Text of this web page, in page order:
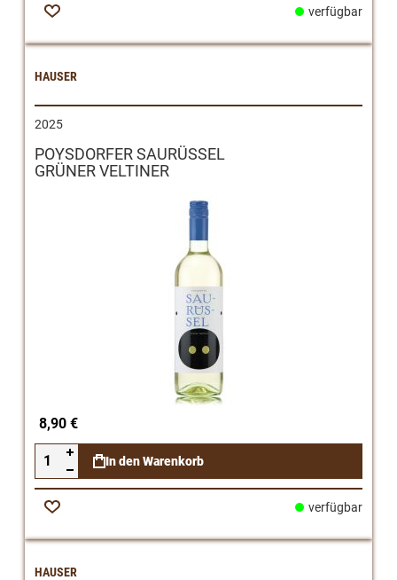
Zur
verfügbar
HAUSER
2025
POYSDORFER SAURÜSSEL
GRÜNER VELTINER
8,90 €
In den Warenkorb
Zur
verfügbar
HAUSER